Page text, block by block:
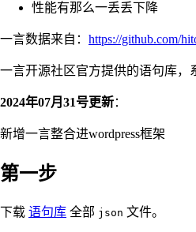
性能有那么一丢丢下降
一言数据来自： https://github.com/
一言开源社区官方提供的语句库，
2024年07月31号更新：
新增一言整合进wordpress框架
第一步
下载 语句库 全部 json 文件。